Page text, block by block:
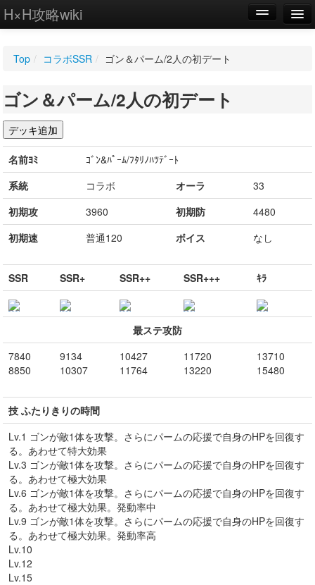
H×H攻略wiki
WIKI
設定
Top / コラボSSR / ゴン＆パーム/2人の初デート
ゴン＆パーム/2人の初デート
名前ﾖﾐ
ｺﾞﾝ&ﾊﾟｰﾑ/ﾌﾀﾘﾉﾊﾂﾃﾞｰﾄ
系統
コラボ オーラ
33
初期攻
3960 初期防
4480
初期速
普通120 ボイス なし
SSR SSR+ SSR++ SSR+++ ｷﾗ
最ステ攻防
7840
8850
9134
10307
10427
11764
11720
13220
13710
15480
技 ふたりきりの時間
Lv.1 ゴンが敵1体を攻撃。さらにパームの応援で自身のHPを回復す
る。あわせて特大効果
Lv.3 ゴンが敵1体を攻撃。さらにパームの応援で自身のHPを回復す
る。あわせて極大効果
Lv.6 ゴンが敵1体を攻撃。さらにパームの応援で自身のHPを回復す
る。あわせて極大効果。発動率中
Lv.9 ゴンが敵1体を攻撃。さらにパームの応援で自身のHPを回復す
る。あわせて極大効果。発動率高
Lv.10
Lv.12
Lv.15